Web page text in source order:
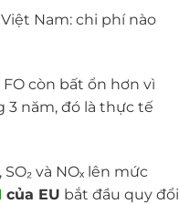
Nam: chi phí nào
còn bất ổn hơn vì
3 năm, đó là thực tế
và NOₓ lên mức
của EU bắt đầu quy đổi